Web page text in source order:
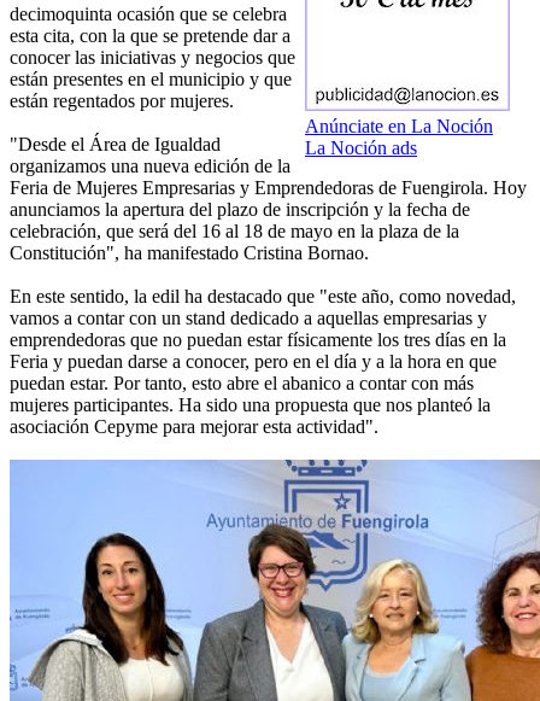
Anúnciate en La Noción
La Noción ads
decimoquinta ocasión que se celebra
esta cita, con la que se pretende dar a
conocer las iniciativas y negocios que
están presentes en el municipio y que
están regentados por mujeres.
"Desde el Área de Igualdad
organizamos una nueva edición de la
Feria de Mujeres Empresarias y Emprendedoras de Fuengirola. Hoy
anunciamos la apertura del plazo de inscripción y la fecha de
celebración, que será del 16 al 18 de mayo en la plaza de la
Constitución", ha manifestado Cristina Bornao.
En este sentido, la edil ha destacado que "este año, como novedad,
vamos a contar con un stand dedicado a aquellas empresarias y
emprendedoras que no puedan estar físicamente los tres días en la
Feria y puedan darse a conocer, pero en el día y a la hora en que
puedan estar. Por tanto, esto abre el abanico a contar con más
mujeres participantes. Ha sido una propuesta que nos planteó la
asociación Cepyme para mejorar esta actividad".